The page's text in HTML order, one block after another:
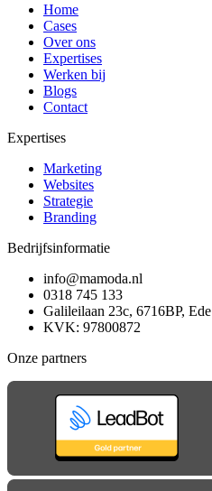
Home
Cases
Over ons
Expertises
Werken bij
Blogs
Contact
Expertises
Marketing
Websites
Strategie
Branding
Bedrijfsinformatie
info@mamoda.nl
0318 745 133
Galileilaan 23c, 6716BP, Ede
KVK: 97800872
Onze partners